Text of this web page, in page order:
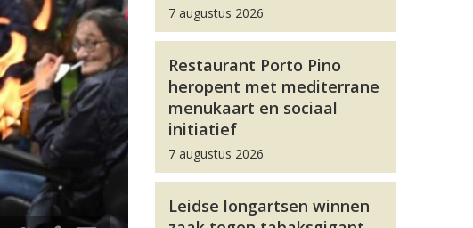
7 augustus 2026
Restaurant Porto Pino
heropent met mediterrane
menukaart en sociaal
initiatief
7 augustus 2026
Leidse longartsen winnen